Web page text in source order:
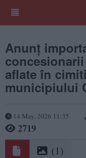
Anunț
aflate în
municipiului
14 May, 2026 11:35
2719
(1)